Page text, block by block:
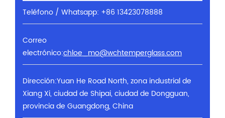
Teléfono / Whatsapp: +86 13423078888
Correo
electrónico:chloe_mo@wchtemperglass.com
Dirección:Yuan He Road North, zona industrial de
Xiang Xi, ciudad de Shipai, ciudad de Dongguan,
provincia de Guangdong, China